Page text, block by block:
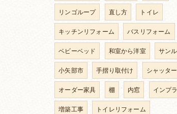
リンゴループ 直し方 トイレ
キッチンリフォーム バスリフォーム
ベビーベッド 和室から洋室 サン
小矢部市 手摺り取付け シャッタ
オーダー家具 棚 内窓 インプ
増築工事 トイレリフォーム